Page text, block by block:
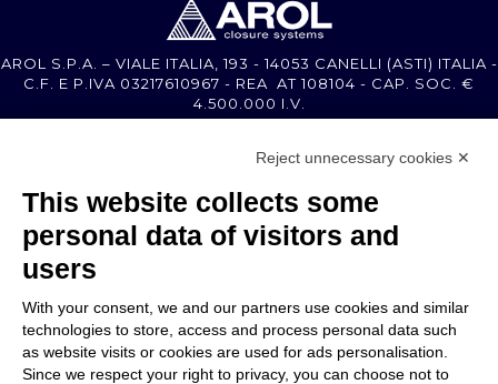
AROL S.P.A. – VIALE ITALIA, 193 - 14053 CANELLI (ASTI) ITALIA -
C.F. E P.IVA 03217610967 - REA AT 108104 - CAP. SOC. €
4.500.000 I.V.
MEMBER OF
SOCIÉTÉ
SERVICE CLIENTS
CONTACTEZ-NOUS
Reject unnecessary cookies ✕
This website collects some
personal data of visitors and
users
With your consent, we and our partners use cookies and similar
technologies to store, access and process personal data such
as website visits or cookies are used for ads personalisation.
Since we respect your right to privacy, you can choose not to